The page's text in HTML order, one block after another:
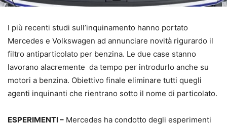
I più recenti studi sull’inquinamento hanno portato
Mercedes e Volkswagen ad annunciare novità rigurardo il
filtro antiparticolato per benzina. Le due case stanno
lavorano alacremente da tempo per introdurlo anche su
motori a benzina. Obiettivo finale eliminare tutti quegli
agenti inquinanti che rientrano sotto il nome di particolato.
ESPERIMENTI – Mercedes ha condotto degli esperimenti